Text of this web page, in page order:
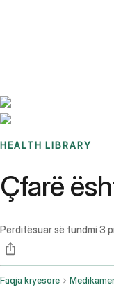
HEALTH LIBRARY
Çfarë
Përditësuar së fundmi 3
Faqja kryesore